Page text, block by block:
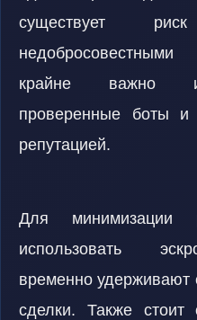
существует
крайне важно
проверенные боты и
репутацией.
Для минимизации
использовать
временно удерживают
сделки. Также